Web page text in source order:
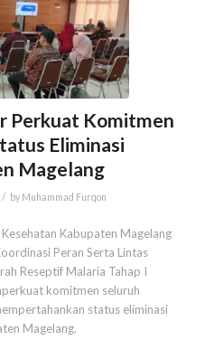
Perkuat Komitmen
Eliminasi
Magelang
/ by Muhammad Furqon
Kabupaten Magelang
Peran Serta Lintas
Reseptif Malaria Tahap I
komitmen seluruh
status eliminasi
Magelang.